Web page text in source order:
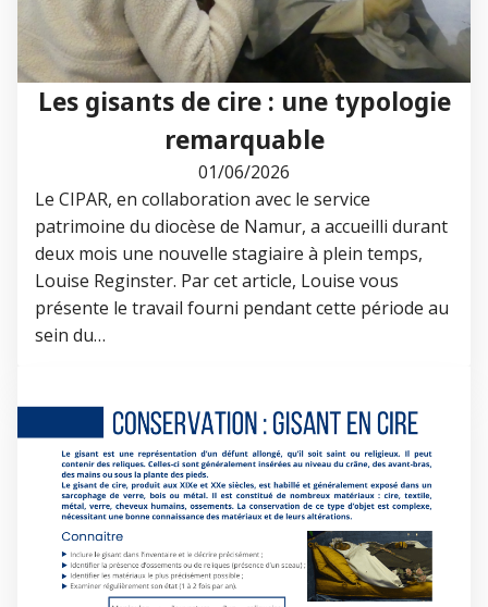
Les gisants de cire : une typologie
remarquable
01/06/2026
Le CIPAR, en collaboration avec le service
patrimoine du diocèse de Namur, a accueilli durant
deux mois une nouvelle stagiaire à plein temps,
Louise Reginster. Par cet article, Louise vous
présente le travail fourni pendant cette période au
sein du…